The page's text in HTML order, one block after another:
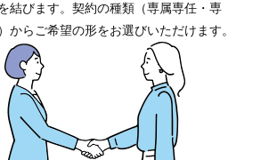
結びます。契約の種類（専属専任・専
からご希望の形をお選びいただけます。